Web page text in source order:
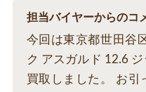
担当バイヤーからのコ
今回は東京都世田谷
ク アスガルド 12.6
買取しました。 お引